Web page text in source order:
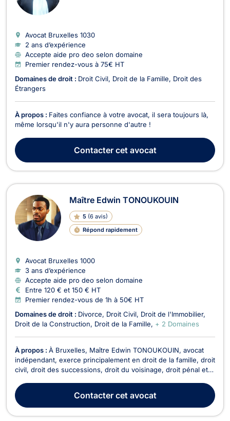
Avocat Bruxelles 1030
2 ans d’expérience
Accepte aide pro deo selon domaine
Premier rendez-vous à 75€ HT
Domaines de droit : Droit Civil Droit de la Famille
Droit des
Étrangers
À propos : Faites confiance à votre avocat, il sera toujours là,
même lorsqu'il n'y aura personne d'autre !
Contactercet avocat
Maître Edwin TONOUKOUIN
5 (6 avis)
Répond rapidement
Avocat Bruxelles 1000
3 ans d’expérience
Accepte aide pro deo selon domaine
Entre 120 € et 150 € HT
Premier rendez-vous de 1h à 50€ HT
Domaines de droit : Divorce Droit Civil Droit de l'Immobilier
Droit de la Construction
Droit de la Famille + 2 Domaines
À propos : À Bruxelles, Maître Edwin TONOUKOUIN, avocat
indépendant, exerce principalement en droit de la famille, droit
civil, droit des successions, droit du voisinage, droit pénal et
clients afin de les accompagner dans des situations juridiques
diverses et d’assurer l...Contactercet avocat